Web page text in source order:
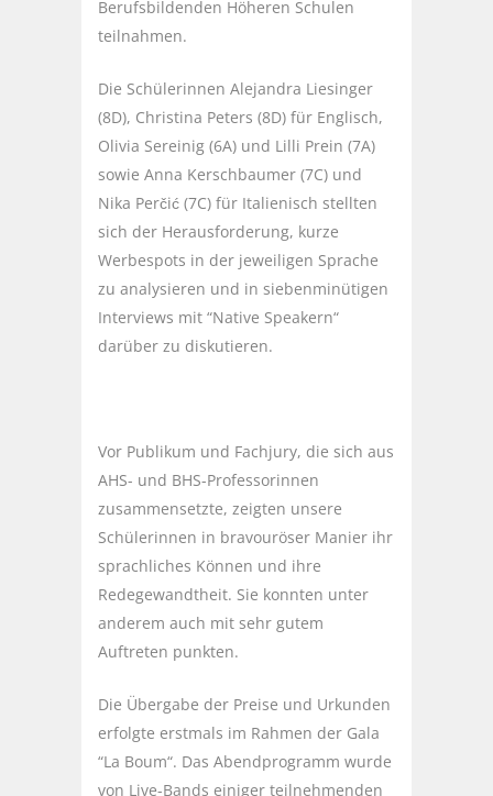
Berufsbildenden Höheren Schulen
teilnahmen.
Die Schülerinnen Alejandra Liesinger
(8D), Christina Peters (8D) für Englisch,
Olivia Sereinig (6A) und Lilli Prein (7A)
sowie Anna Kerschbaumer (7C) und
Nika Perčić (7C) für Italienisch stellten
sich der Herausforderung, kurze
Werbespots in der jeweiligen Sprache
zu analysieren und in siebenminütigen
Interviews mit “Native Speakern“
darüber zu diskutieren.
Vor Publikum und Fachjury, die sich aus
AHS- und BHS-Professorinnen
zusammensetzte, zeigten unsere
Schülerinnen in bravouröser Manier ihr
sprachliches Können und ihre
Redegewandtheit. Sie konnten unter
anderem auch mit sehr gutem
Auftreten punkten.
Die Übergabe der Preise und Urkunden
erfolgte erstmals im Rahmen der Gala
“La Boum“. Das Abendprogramm wurde
von Live-Bands einiger teilnehmenden